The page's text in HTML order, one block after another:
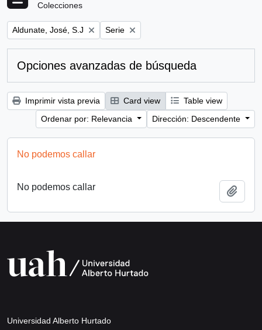
Colecciones
Remove filter:
Aldunate, José, S.J Remove filter:
Serie
Opciones avanzadas de búsqueda
Imprimir vista previa Card view
Table view
Ordenar por: Relevancia
Dirección: Descendente
No podemos callar
No podemos callar
Universidad Alberto Hurtado